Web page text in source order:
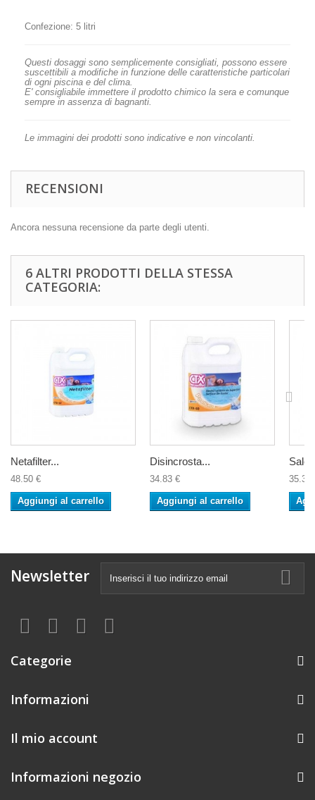
Confezione: 5 litri
Questi dosaggi sono semplicemente consigliati, possono essere
suscettibili a modifiche in funzione delle caratteristiche particolari
di ogni piscina e del clima.
E' consigliabile immettere il prodotto chimico la sera e comunque
sempre in assenza di bagnanti.
Le immagini dei prodotti sono indicative e non vincolanti.
RECENSIONI
Ancora nessuna recensione da parte degli utenti.
6 ALTRI PRODOTTI DELLA STESSA
CATEGORIA:
Netafilter...
48.50 €
Aggiungi al carrello
Disincrosta...
34.83 €
Aggiungi al carrello
Sale
35.38
Newsletter
Categorie
Informazioni
Il mio account
Informazioni negozio